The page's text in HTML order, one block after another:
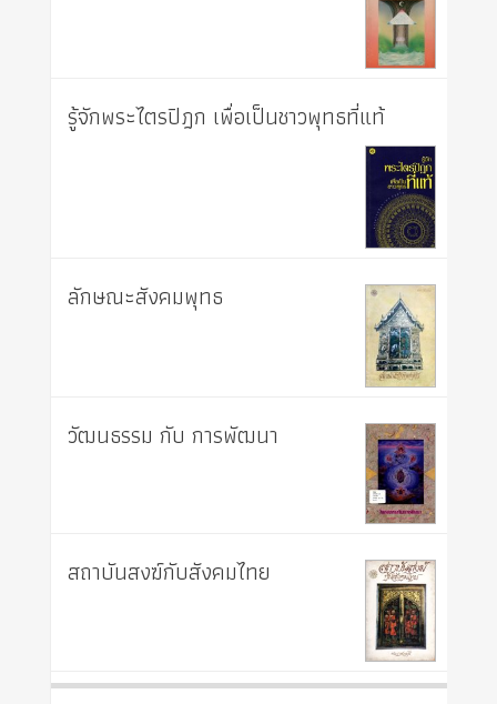
รู้จักพระไตรปิฎก เพื่อเป็นชาวพุทธที่แท้
ลักษณะสังคมพุทธ
วัฒนธรรม กับ การพัฒนา
สถาบันสงฆ์กับสังคมไทย